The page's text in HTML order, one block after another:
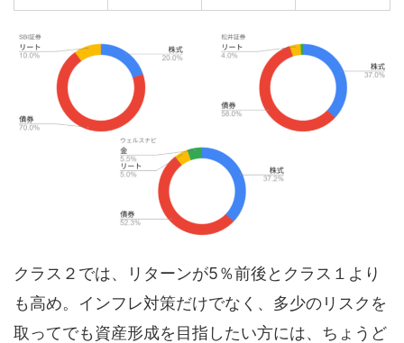
クラス２では、リターンが5％前後とクラス１より
も高め。インフレ対策だけでなく、多少のリスクを
取ってでも資産形成を目指したい方には、ちょうど